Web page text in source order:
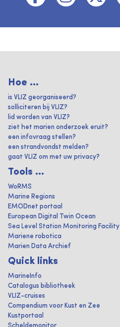
Hoe ...
is VLIZ georganiseerd?
solliciteren bij VLIZ?
lid worden van VLIZ?
ziet het marien onderzoek eruit?
een infovraag stellen?
een strandvondst melden?
gaat VLIZ om met uw privacy?
Tools ...
WoRMS
Marine Regions
EMODnet portaal
European Digital Twin Ocean
Sea Level Station Monitoring Facility
Mariene robotica
Marien Data Archief
Quick links
MarineInfo
Catalogus bibliotheek
VLIZ-cruises
Compendium voor Kust en Zee
Kustportaal